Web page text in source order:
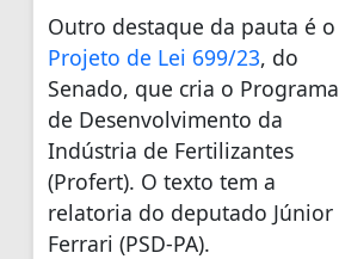
Outro destaque da pauta é o
Projeto de Lei 699/23, do
Senado, que cria o Programa
de Desenvolvimento da
Indústria de Fertilizantes
(Profert). O texto tem a
relatoria do deputado Júnior
Ferrari (PSD-PA).